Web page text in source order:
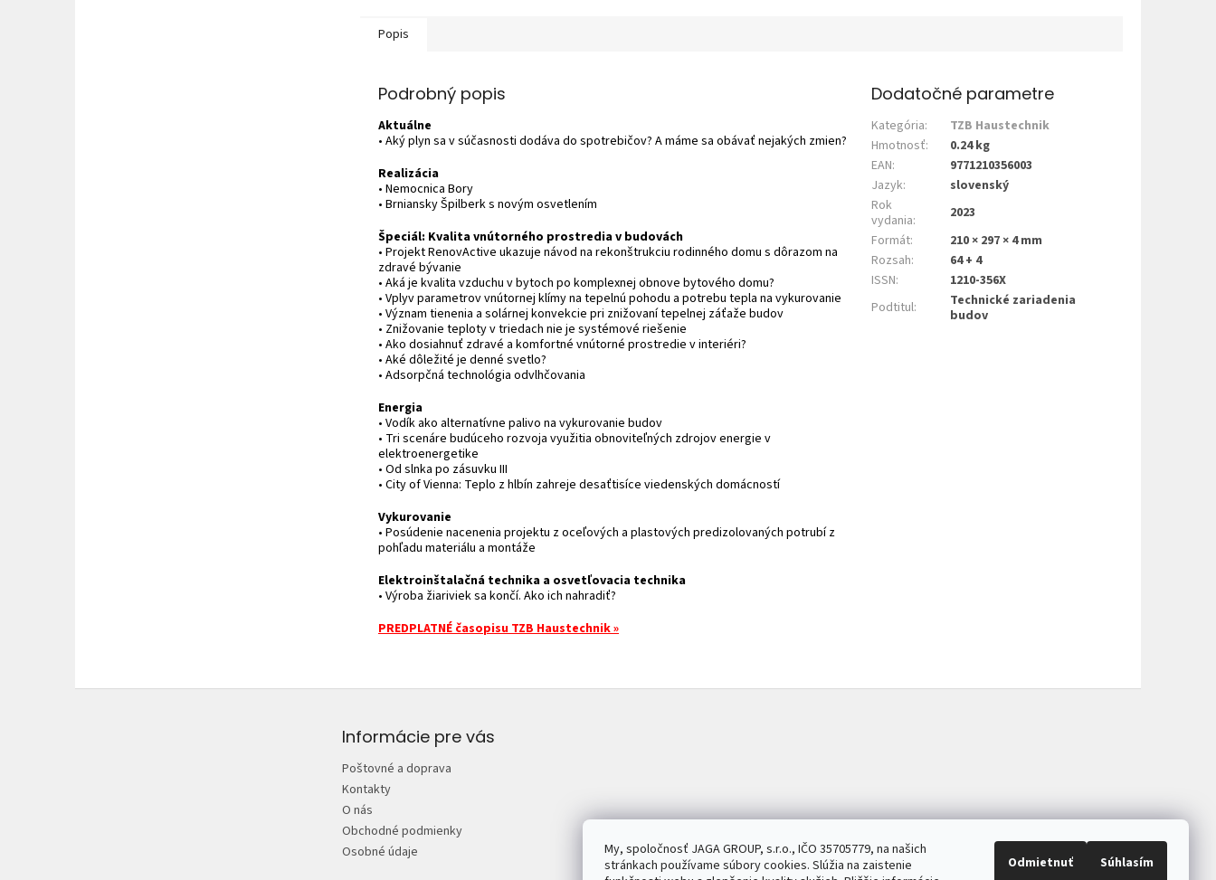
My, spoločnosť JAGA GROUP, s.r.o., IČO 35705779, na našich
stránkach používame súbory cookies. Slúžia na zaistenie
Odmietnuť Súhlasím
Popis
Podrobný popis
Aktuálne
• Aký plyn sa v súčasnosti dodáva do spotrebičov? A máme sa obávať nejakých zmien?
Realizácia
• Nemocnica Bory
• Brniansky Špilberk s novým osvetlením
Špeciál: Kvalita vnútorného prostredia v budovách
• Projekt RenovActive ukazuje návod na rekonštrukciu rodinného domu s dôrazom na
zdravé bývanie
• Aká je kvalita vzduchu v bytoch po komplexnej obnove bytového domu?
• Vplyv parametrov vnútornej klímy na tepelnú pohodu a potrebu tepla na vykurovanie
• Význam tienenia a solárnej konvekcie pri znižovaní tepelnej záťaže budov
• Znižovanie teploty v triedach nie je systémové riešenie
• Ako dosiahnuť zdravé a komfortné vnútorné prostredie v interiéri?
• Aké dôležité je denné svetlo?
• Adsorpčná technológia odvlhčovania
Energia
• Vodík ako alternatívne palivo na vykurovanie budov
• Tri scenáre budúceho rozvoja využitia obnoviteľných zdrojov energie v
elektroenergetike
• Od slnka po zásuvku III
• City of Vienna: Teplo z hlbín zahreje desaťtisíce viedenských domácností
Vykurovanie
• Posúdenie nacenenia projektu z oceľových a plastových predizolovaných potrubí z
pohľadu materiálu a montáže
Elektroinštalačná technika a osvetľovacia technika
• Výroba žiariviek sa končí. Ako ich nahradiť?
PREDPLATNÉ časopisu TZB Haustechnik »
Dodatočné parametre
Kategória:
TZB Haustechnik
Hmotnosť:
0.24 kg
EAN:
9771210356003
Jazyk:
slovenský
Rok
vydania:
2023
Formát:
210 × 297 × 4 mm
Rozsah:
64 + 4
ISSN:
1210-356X
Podtitul:
Technické zariadenia
budov
Informácie pre vás
Poštovné a doprava
Kontakty
O nás
Obchodné podmienky
Osobné údaje